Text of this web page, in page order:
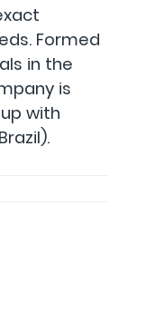
Formed
in the
is
with